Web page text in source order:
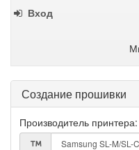
Вход
Создание прошивки
Производитель принтера: